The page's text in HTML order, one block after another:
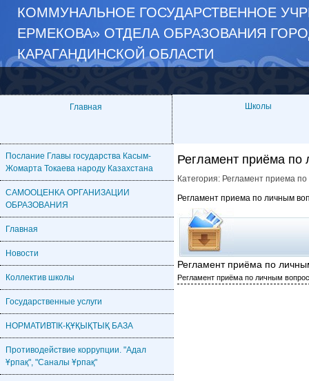
КОММУНАЛЬНОЕ ГОСУДАРСТВЕННОЕ
ЕРМЕКОВА» ОТДЕЛА ОБРАЗОВАНИЯ
КАРАГАНДИНСКОЙ ОБЛАСТИ
Главная Школы
Послание Главы государства Касым-
Жомарта Токаева народу Казахстана
САМООЦЕНКА ОРГАНИЗАЦИИ
ОБРАЗОВАНИЯ
Главная
Новости
Коллектив школы
Государственные услуги
НОРМАТИВТІК-ҚҰҚЫҚТЫҚ БАЗА
Противодействие коррупции. "Адал
Ұрпақ", "Саналы Ұрпақ"
Регламент приёма
Категория: Регламент приема
Регламент приема по личным
Регламент приёма по
Регламент приёма по личным